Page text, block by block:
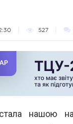
527
стала нашою